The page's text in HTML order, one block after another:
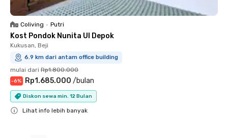
Coliving • Putri
Kost Pondok Nunita UI Depok
Kukusan, Beji
6.9 km dari antam office building
mulai dari Rp1.800.000
-6% Rp1.685.000 /bulan
Diskon sewa min. 12 Bulan
Lihat info lebih banyak